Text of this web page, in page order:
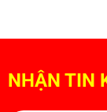
NHẬN TIN